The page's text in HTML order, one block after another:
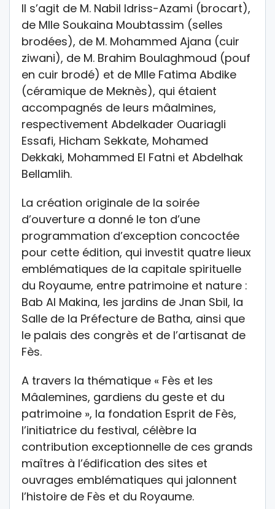
Il s’agit de M. Nabil Idriss-Azami (brocart),
de Mlle Soukaina Moubtassim (selles
brodées), de M. Mohammed Ajana (cuir
ziwani), de M. Brahim Boulaghmoud (pouf
en cuir brodé) et de Mlle Fatima Abdike
(céramique de Meknès), qui étaient
accompagnés de leurs mâalmines,
respectivement Abdelkader Ouariagli
Essafi, Hicham Sekkate, Mohamed
Dekkaki, Mohammed El Fatni et Abdelhak
Bellamlih.
La création originale de la soirée
d’ouverture a donné le ton d’une
programmation d’exception concoctée
pour cette édition, qui investit quatre lieux
emblématiques de la capitale spirituelle
du Royaume, entre patrimoine et nature :
Bab Al Makina, les jardins de Jnan Sbil, la
Salle de la Préfecture de Batha, ainsi que
le palais des congrès et de l’artisanat de
Fès.
A travers la thématique « Fès et les
Mâalemines, gardiens du geste et du
patrimoine », la fondation Esprit de Fès,
l’initiatrice du festival, célèbre la
contribution exceptionnelle de ces grands
maîtres à l’édification des sites et
ouvrages emblématiques qui jalonnent
l’histoire de Fès et du Royaume.